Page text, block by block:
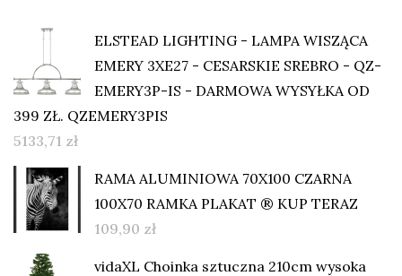
ELSTEAD LIGHTING - LAMPA WISZĄCA
EMERY 3XE27 - CESARSKIE SREBRO - QZ-
EMERY3P-IS - DARMOWA WYSYŁKA OD
399 ZŁ. QZEMERY3PIS
5133,71 zł
RAMA ALUMINIOWA 70X100 CZARNA
100X70 RAMKA PLAKAT ® KUP TERAZ
109,90 zł
vidaXL Choinka sztuczna 210cm wysoka